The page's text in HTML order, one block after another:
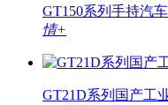
GT150系列手持汽
情+
GT21D系列国产工